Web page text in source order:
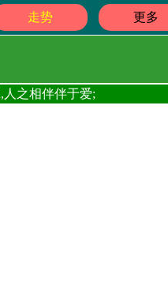
走势 更多
之相伴伴于爱;